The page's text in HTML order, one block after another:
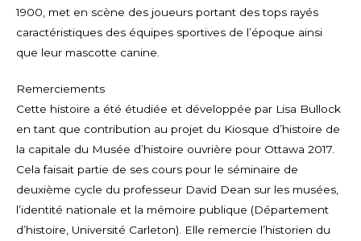
1900, met en scène des joueurs portant des tops rayés
caractéristiques des équipes sportives de l’époque ainsi
que leur mascotte canine.
Remerciements
Cette histoire a été étudiée et développée par Lisa Bullock
en tant que contribution au projet du Kiosque d’histoire de
la capitale du Musée d’histoire ouvrière pour Ottawa 2017.
Cela faisait partie de ses cours pour le séminaire de
deuxième cycle du professeur David Dean sur les musées,
l’identité nationale et la mémoire publique (Département
d’histoire, Université Carleton). Elle remercie l’historien du